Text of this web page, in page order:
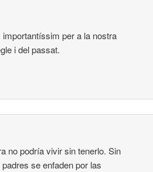
per a la nostra
i del passat.
no podría vivir sin tenerlo. Sin
se enfaden por las